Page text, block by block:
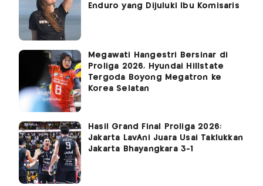
Enduro yang Dijuluki Ibu Komisaris
Megawati Hangestri Bersinar di
Proliga 2026, Hyundai Hillstate
Tergoda Boyong Megatron ke
Korea Selatan
Hasil Grand Final Proliga 2026:
Jakarta LavAni Juara Usai Taklukkan
Jakarta Bhayangkara 3-1